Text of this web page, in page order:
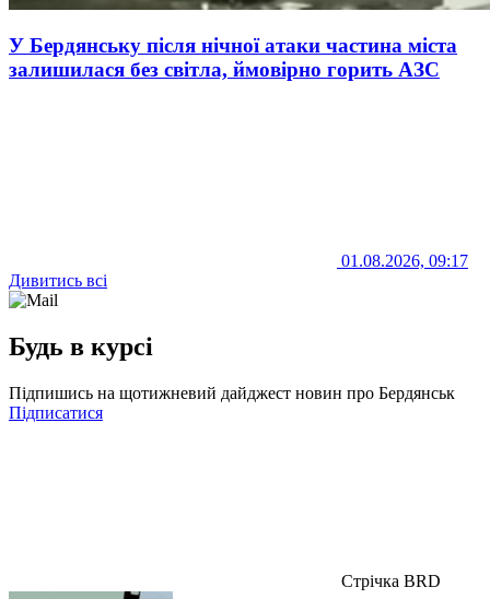
У Бердянську після нічної атаки частина міста
залишилася без світла, ймовірно горить АЗС
01.08.2026, 09:17
Дивитись всі
Будь в курсі
Підпишись на щотижневий дайджест новин про Бердянськ
Підписатися
Стрічка BRD